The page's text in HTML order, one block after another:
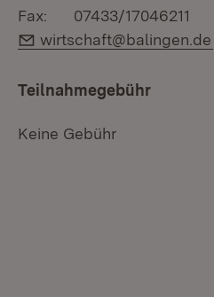
Fax: 07433/17046211
E-Mail:
wirtschaft@balingen.de
Teilnahmegebühr
Keine Gebühr